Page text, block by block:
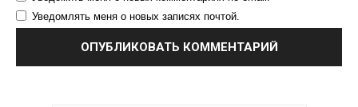
Уведомлять меня о новых записях почтой.